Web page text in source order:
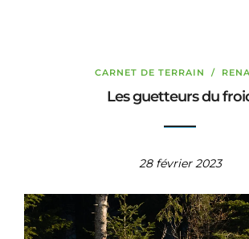
CARNET DE TERRAIN /
Les guetteurs du
28 février 2023